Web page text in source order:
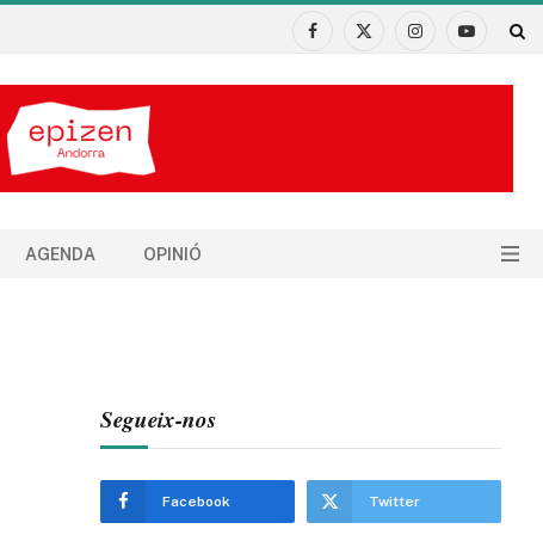
Facebook
X
InstagramYouTube
AGENDA OPINIÓ
Segueix-nos
Facebook Twitter